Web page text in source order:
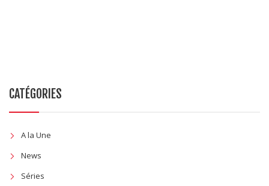
CATÉGORIES
A la Une
News
Séries